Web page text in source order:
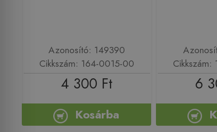
Azonosító: 149390
Cikkszám: 164-0015-00
4 300 Ft
Kosárba
6